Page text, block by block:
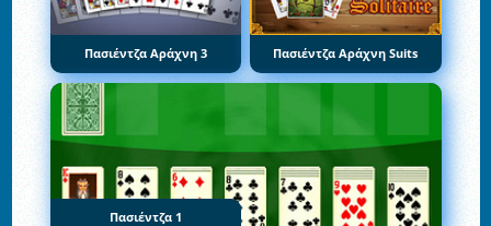
Πασιέντζα Αράχνη 3 Πασιέντζα Αράχνη Suits
Πασιέντζα 1